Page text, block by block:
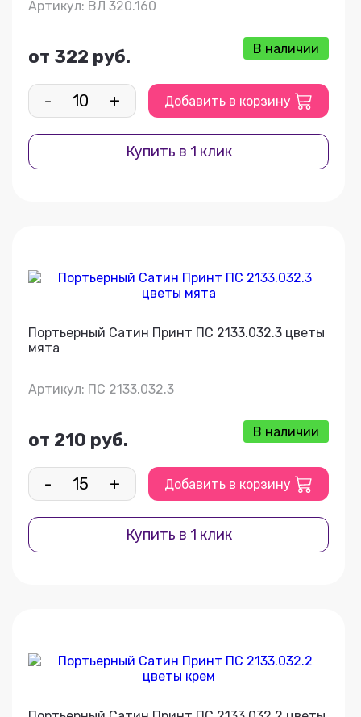
Артикул: ВЛ 320.160
от 322 руб. В наличии
- + Добавить в корзину
Купить в 1 клик
Портьерный Сатин Принт ПС 2133.032.3 цветы
мята
Артикул: ПС 2133.032.3
от 210 руб. В наличии
- + Добавить в корзину
Купить в 1 клик